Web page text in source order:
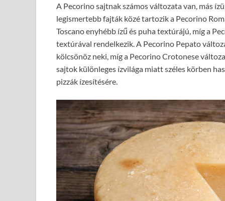
A Pecorino sajtnak számos változata van, más
legismertebb fajták közé tartozik a Pecorino
Toscano enyhébb ízű és puha textúrájú, míg a
textúrával rendelkezik. A Pecorino Pepato
kölcsönöz neki, míg a Pecorino Crotonese
sajtok különleges ízvilága miatt széles körben
pizzák ízesítésére.